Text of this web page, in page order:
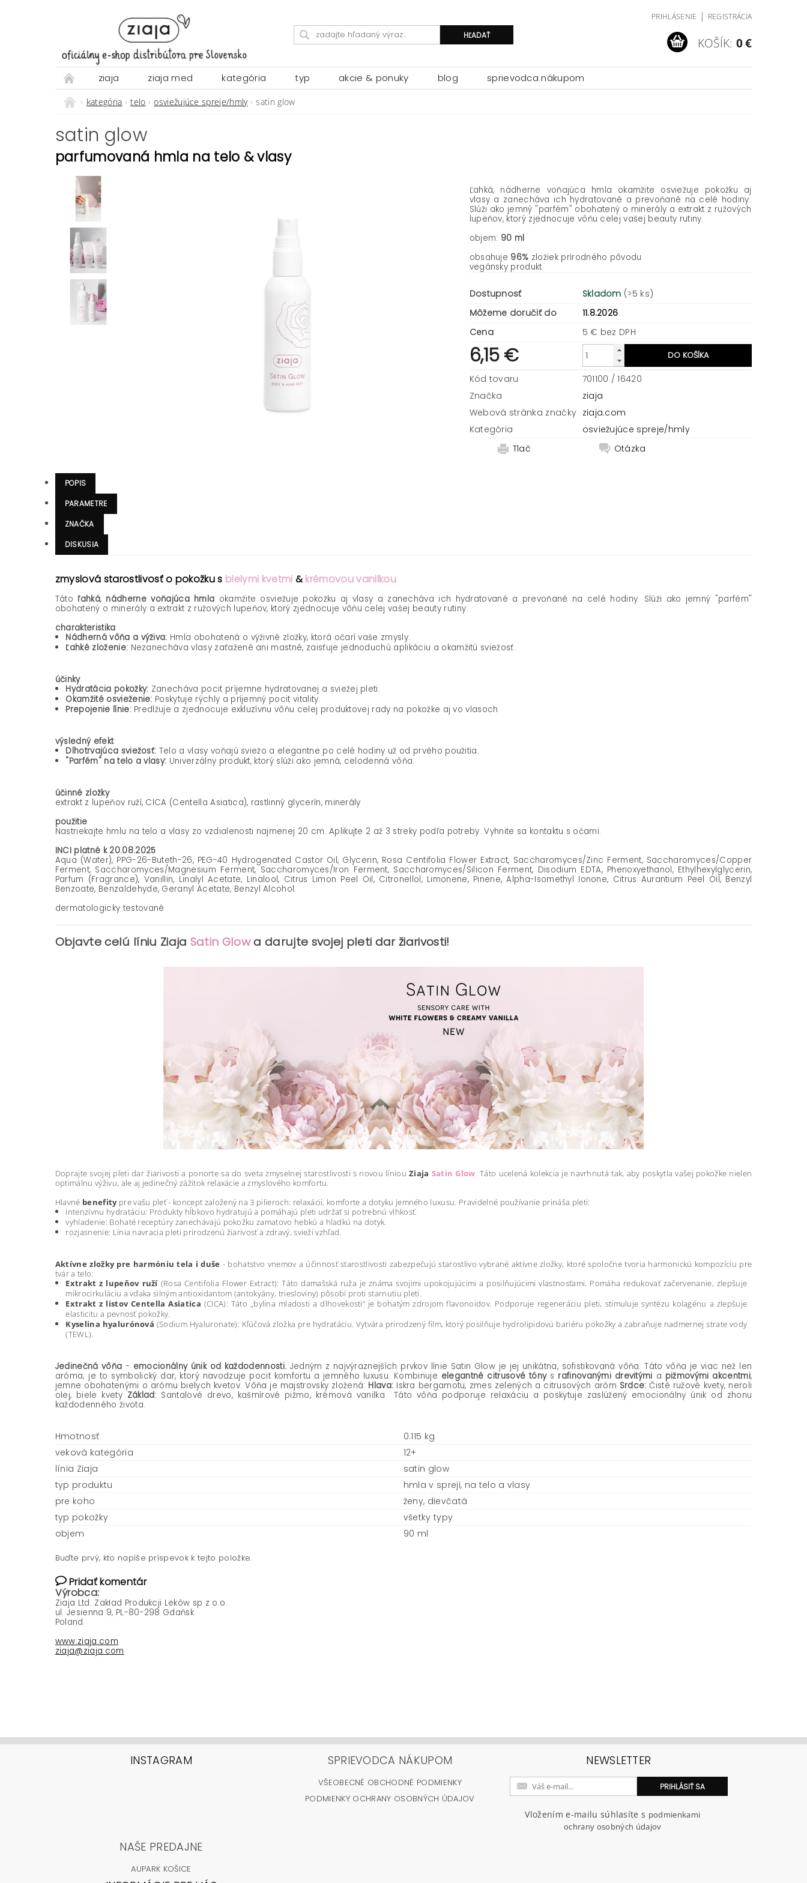
PRIHLÁSENIE | REGISTRÁCIA
KOŠÍK: 0 €
ziaja ziaja med kategória typ akcie & ponuky blog sprievodca nákupom
kategória telo osviežujúce spreje/hmly satin glow
satin glow
parfumovaná hmla na telo & vlasy
Ľahká, nádherne voňajúca hmla okamžite osviežuje pokožku aj
vlasy a zanecháva ich hydratované a prevoňané na celé hodiny.
Slúži ako jemný "parfém" obohatený o minerály a extrakt z ružových
lupeňov, ktorý zjednocuje vôňu celej vašej beauty rutiny.
objem: 90 ml
obsahuje 96% zložiek prírodného pôvodu
vegánsky produkt
Dostupnosť Skladom (>5 ks)
Môžeme doručiť do
11.8.2026
Cena
5 € bez DPH
6,15 €
Kód tovaru
701100 / 16420
Značka
ziaja
Webová stránka značky ziaja.com
Kategória
osviežujúce spreje/hmly
Tlač
Otázka
POPIS
PARAMETRE
ZNAČKA
DISKUSIA
zmyslová starostlivosť o pokožku s bielymi kvetmi & krémovou vanilkou
Táto ľahká, nádherne voňajúca hmla okamžite osviežuje pokožku aj vlasy a zanecháva ich hydratované a prevoňané na celé hodiny. Slúži ako jemný "parfém"
obohatený o minerály a extrakt z ružových lupeňov, ktorý zjednocuje vôňu celej vašej beauty rutiny.
charakteristika
Nádherná vôňa a výživa: Hmla obohatená o výživné zložky, ktorá očarí vaše zmysly.
Ľahké zloženie: Nezanecháva vlasy zaťažené ani mastné, zaisťuje jednoduchú aplikáciu a okamžitú sviežosť.
účinky
Hydratácia pokožky: Zanecháva pocit príjemne hydratovanej a sviežej pleti.
Okamžité osvieženie: Poskytuje rýchly a príjemný pocit vitality.
Prepojenie línie:Predlžuje a zjednocuje exkluzívnu vôňu celej produktovej rady na pokožke aj vo vlasoch
výsledný efekt
Dlhotrvajúca sviežosť: Telo a vlasy voňajú sviežo a elegantne po celé hodiny už od prvého použitia.
"Parfém" na telo a vlasy: Univerzálny produkt, ktorý slúži ako jemná, celodenná vôňa.
účinné zložky
extrakt z lupeňov ruží, CICA (Centella Asiatica), rastlinný glycerín, minerály
použitie
Nastriekajte hmlu na telo a vlasy zo vzdialenosti najmenej 20 cm. Aplikujte 2 až 3 streky podľa potreby. Vyhnite sa kontaktu s očami.
INCI platné k 20.08.2025
Aqua (Water), PPG-26-Buteth-26, PEG-40 Hydrogenated Castor Oil, Glycerin, Rosa Centifolia Flower Extract, Saccharomyces/Zinc Ferment, Saccharomyces/Copper
Ferment, Saccharomyces/Magnesium Ferment, Saccharomyces/Iron Ferment, Saccharomyces/Silicon Ferment, Disodium EDTA, Phenoxyethanol, Ethylhexylglycerin,
Parfum (Fragrance), Vanillin, Linalyl Acetate, Linalool, Citrus Limon Peel Oil, Citronellol, Limonene, Pinene, Alpha-Isomethyl Ionone, Citrus Aurantium Peel Oil, Benzyl
Benzoate, Benzaldehyde, Geranyl Acetate, Benzyl Alcohol.
dermatologicky testované
Objavte celú líniu Ziaja Satin Glowa darujte svojej pleti dar žiarivosti!
Doprajte svojej pleti dar žiarivosti a ponorte sa do sveta zmyselnej starostlivosti s novou líniouZiaja Satin Glow. Táto ucelená kolekcia je navrhnutá tak, aby poskytla vašej pokožke nielen
optimálnu výživu, ale aj jedinečný zážitok relaxácie a zmyslového komfortu.
Hlavné benefitypre vašu pleť - koncept založený na 3 pilieroch: relaxácii, komforte a dotyku jemného luxusu. Pravidelné používanie prináša pleti:
intenzívnu hydratáciu: Produkty hĺbkovo hydratujú a pomáhajú pleti udržať si potrebnú vlhkosť.
vyhladenie: Bohaté receptúry zanechávajú pokožku zamatovo hebkú a hladkú na dotyk.
rozjasnenie: Línia navracia pleti prirodzenú žiarivosť a zdravý, svieži vzhľad.
Aktívne zložky pre harmóniu tela i duše - bohatstvo vnemov a účinnosť starostlivosti zabezpečujú starostlivo vybrané aktívne zložky, ktoré spoločne tvoria harmonickú kompozíciu pre
tvár a telo:
Extrakt z lupeňov ruží(Rosa Centifolia Flower Extract): Táto damašská ruža je známa svojimi upokojujúcimi a posilňujúcimi vlastnosťami. Pomáha redukovať začervenanie, zlepšuje
mikrocirkuláciu a vďaka silným antioxidantom (antokyány, triesloviny) pôsobí proti starnutiu pleti.
Extrakt z listov Centella Asiatica (CICA): Táto „bylina mladosti a dlhovekosti“ je bohatým zdrojom flavonoidov. Podporuje regeneráciu pleti, stimuluje syntézu kolagénu a zlepšuje
elasticitu a pevnosť pokožky.
Kyselina hyalurónová (Sodium Hyaluronate): Kľúčová zložka pre hydratáciu. Vytvára prirodzený film, ktorý posilňuje hydrolipidovú bariéru pokožky a zabraňuje nadmernej strate vody
(TEWL).
Jedinečná vôňa - emocionálny únik od každodennosti. Jedným z najvýraznejších prvkov línie Satin Glow je jej unikátna, sofistikovaná vôňa. Táto vôňa je viac než len
aróma; je to symbolický dar, ktorý navodzuje pocit komfortu a jemného luxusu. Kombinuje elegantné citrusové tónys rafinovanými drevitými a pižmovými akcentmi,
jemne obohatenými o arómu bielych kvetov. Vôňa je majstrovsky zložená: Hlava: Iskra bergamotu, zmes zelených a citrusových aróm Srdce: Čisté ružové kvety, neroli
olej, biele kvety Základ: Santalové drevo, kašmírové pižmo, krémová vanilka Táto vôňa podporuje relaxáciu a poskytuje zaslúžený emocionálny únik od zhonu
každodenného života.
Hmotnosť
0.115 kg
veková kategória
12+
línia Ziaja
satin glow
typ produktu
hmla v spreji, na telo a vlasy
pre koho
ženy, dievčatá
typ pokožky
všetky typy
objem
90 ml
Buďte prvý, kto napíše príspevok k tejto položke.
Pridať komentár
Výrobca:
Ziaja Ltd. Zakład Produkcji Leków sp z o.o.
ul. Jesienna 9, PL-80-298 Gdańsk
Poland
www.ziaja.com
ziaja@ziaja.com
INSTAGRAM SPRIEVODCA NÁKUPOM
VŠEOBECNÉ OBCHODNÉ PODMIENKY
PODMIENKY OCHRANY OSOBNÝCH ÚDAJOV
NEWSLETTER
Vložením e-mailu súhlasíte s podmienkami
ochrany osobných údajov
NAŠE PREDAJNE
AUPARK KOŠICE